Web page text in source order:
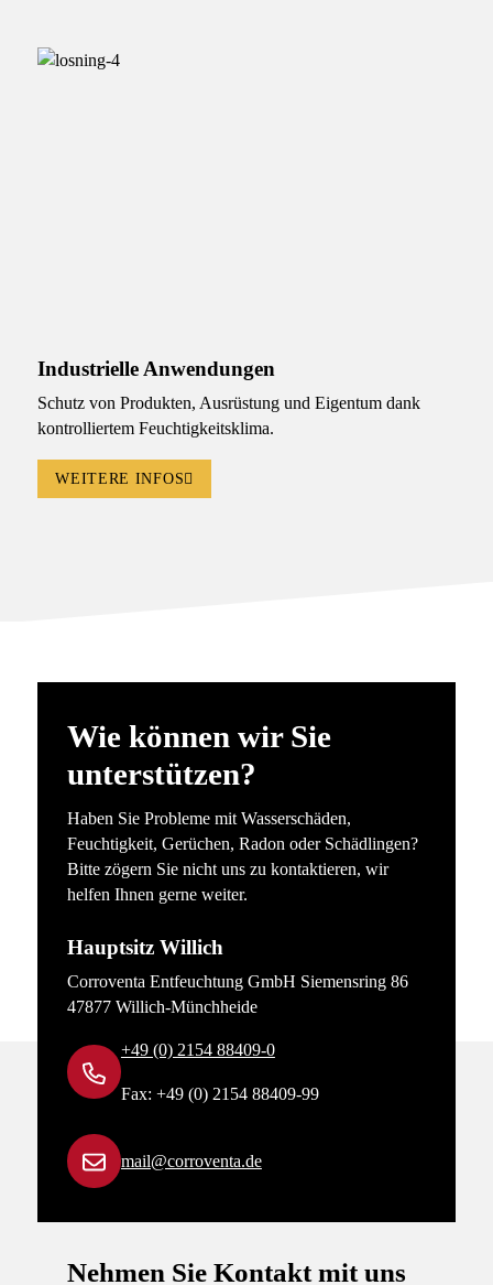
Industrielle Anwendungen
Schutz von Produkten, Ausrüstung und Eigentum dank
kontrolliertem Feuchtigkeitsklima.
WEITERE INFOS
Wie können wir Sie
unterstützen?
Haben Sie Probleme mit Wasserschäden,
Feuchtigkeit, Gerüchen, Radon oder Schädlingen?
Bitte zögern Sie nicht uns zu kontaktieren, wir
helfen Ihnen gerne weiter.
Hauptsitz Willich
Corroventa Entfeuchtung GmbH Siemensring 86
47877 Willich-Münchheide
+49 (0) 2154 88409-0
Fax: +49 (0) 2154 88409-99
mail@corroventa.de
Nehmen Sie Kontakt mit uns